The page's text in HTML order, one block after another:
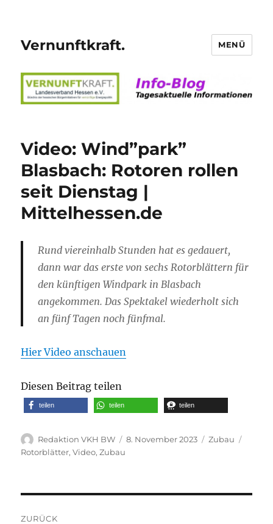
Vernunftkraft. MENÜ
Video: Wind”park”
Blasbach: Rotoren rollen
seit Dienstag |
Mittelhessen.de
Rund viereinhalb Stunden hat es gedauert,
dann war das erste von sechs Rotorblättern für
den künftigen Windpark in Blasbach
angekommen. Das Spektakel wiederholt sich
an fünf Tagen noch fünfmal.
Hier Video anschauen
Diesen Beitrag teilen
teilen teilen teilen
Autor
Redaktion VKH BW
Veröffentlicht
8. November 2023 Kategorien
Zubau
Rotorblätter,Video,Zubau
ZURÜCK